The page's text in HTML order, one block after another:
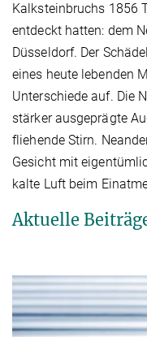
Kalksteinbruchs 1856
entdeckt hatten: dem
Düsseldorf. Der
eines heute lebenden
Unterschiede auf. Die
stärker ausgeprägte
fliehende Stirn.
Gesicht mit
kalte Luft beim
Aktuelle